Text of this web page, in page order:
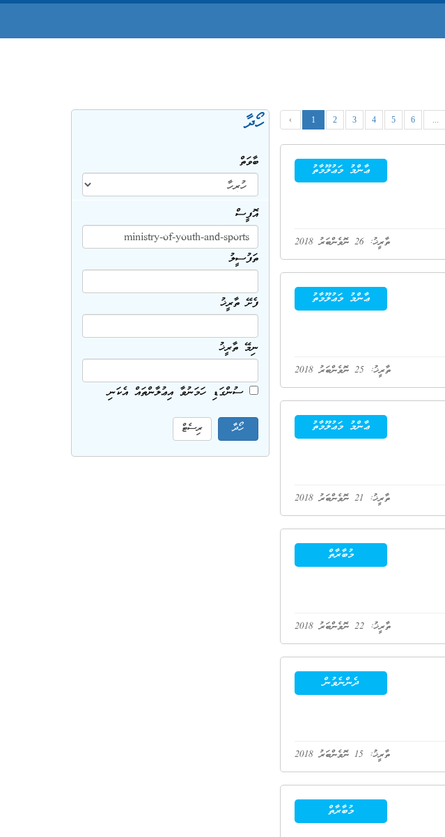
ހޯދާ
ބާވަތް
އޮފީސް
ތަފުސީލު
ފެށޭ ތާރީޚު
ނިމޭ ތާރީޚު
ސުންގަޑި ހަމަނުވާ އިޢުލާންތައް އެކަނި
‹ 1 2 3 4 5 6 ...
ޢާންމު މަޢުލޫމާތު
ތާރީޚު: 26 ނޮވެންބަރު 2018
ޢާންމު މަޢުލޫމާތު
ތާރީޚު: 25 ނޮވެންބަރު 2018
ޢާންމު މަޢުލޫމާތު
ތާރީޚު: 21 ނޮވެންބަރު 2018
މުބާރާތް
ތާރީޚު: 22 ނޮވެންބަރު 2018
ދެންނެވުން
ތާރީޚު: 15 ނޮވެންބަރު 2018
މުބާރާތް